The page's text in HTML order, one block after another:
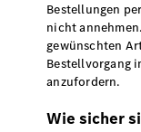
Bestellungen
nicht
gewünschten
Bestellvorgang
anzufordern.
Wie sicher